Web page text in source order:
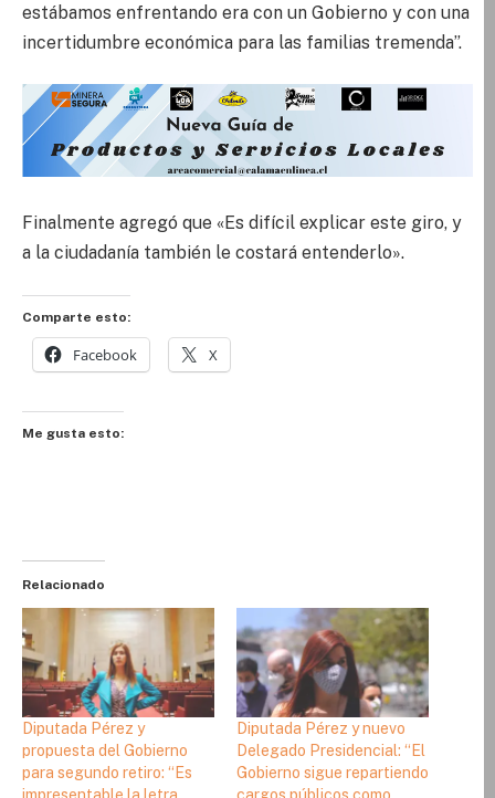
estábamos enfrentando era con un Gobierno y con una
incertidumbre económica para las familias tremenda”.
Finalmente agregó que «Es difícil explicar este giro, y
a la ciudadanía también le costará entenderlo».
Comparte esto:
Facebook X
Me gusta esto:
Relacionado
Diputada Pérez y
propuesta del Gobierno
para segundo retiro: “Es
Diputada Pérez y nuevo
Delegado Presidencial: “El
Gobierno sigue repartiendo